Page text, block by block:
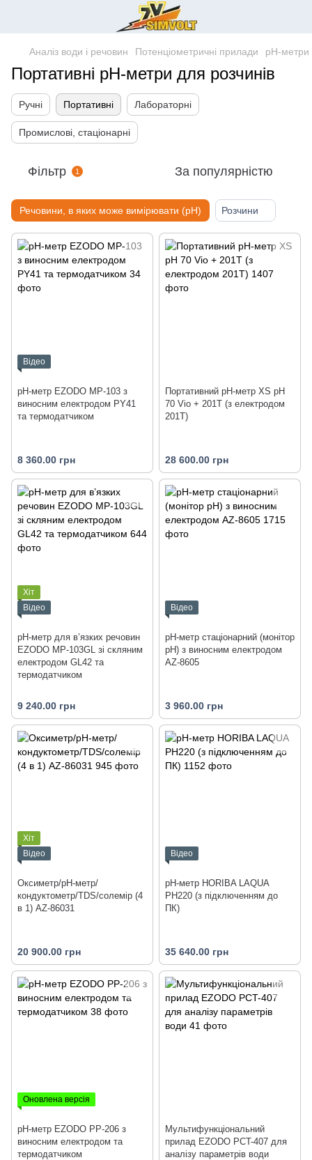
Аналіз води і речовин Потенціометричні прилади pH-метри
Портативні рН-метри для розчинів
Ручні Портативні Лабораторні
Промислові, стаціонарні
Фільтр 1 За популярністю
Речовини, в яких може вимірювати (pH) Розчини
Відео
рН-метр EZODO MP-103 з
виносним електродом PY41
та термодатчиком
8 360.00 грн
Портативний pH-метр XS pH
70 Vio + 201T (з електродом
201T)
28 600.00 грн
Хіт
Відео
рН-метр для в’язких речовин
EZODO MP-103GL зі скляним
електродом GL42 та
термодатчиком
9 240.00 грн
Відео
pH-метр стаціонарний (монітор
pH) з виносним електродом
AZ-8605
3 960.00 грн
Хіт
Відео
Оксиметр/рН-метр/
кондуктометр/TDS/солемір (4
в 1) AZ-86031
20 900.00 грн
Відео
pH-метр HORIBA LAQUA
PH220 (з підключенням до
ПК)
35 640.00 грн
Оновлена версія
рН-метр EZODO PP-206 з
виносним електродом та
термодатчиком
Мультифункціональний
прилад EZODO PCT-407 для
аналізу параметрів води